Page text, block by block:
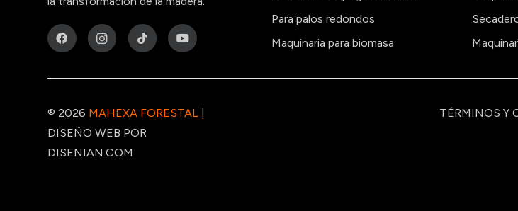
Para palos redondos
Maquinaria para biomasa
® 2026 MAHEXA FORESTAL
DISEÑO WEB POR
DISENIAN.COM
TÉRMINOS Y